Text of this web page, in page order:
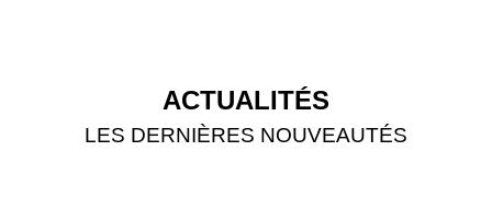
ACTUALITÉS
LES DERNIÈRES NOUVEAUTÉS